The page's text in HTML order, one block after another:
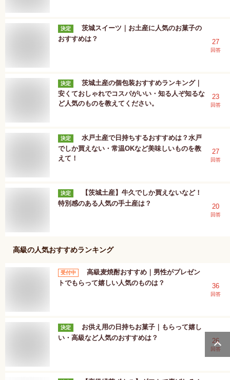
決定
茨城スイーツ｜お土産に人気のお菓子の
おすすめは？
27
回答
決定
茨城土産の個包装おすすめランキング｜
安くておしゃれでコスパがいい・知る人ぞ知るな
ど人気のものを教えてください。
23
回答
決定
水戸土産で日持ちするおすすめは？水戸
でしか買えない・常温OKなど美味しいものを教
えて！
27
回答
決定
【茨城土産】牛久でしか買えないなど！
特別感のある人気の手土産は？
20
回答
高級の人気おすすめランキング
受付中
高級麦焼酎おすすめ｜男性がプレゼン
トでもらって嬉しい人気のものは？
36
回答
決定
お供え用の日持ちお菓子｜もらって嬉し
い・高級など人気のおすすめは？
26
回答